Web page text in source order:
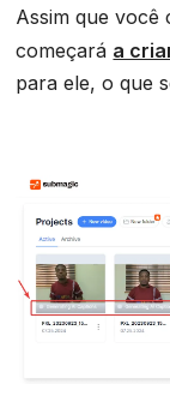
Assim que você
começará a
para ele, o que